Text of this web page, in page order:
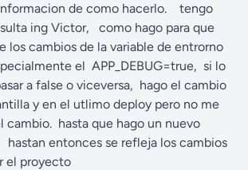
de como hacerlo. tengo
ing Victor, como hago para que
los cambios de la variable de entrorno
el APP_DEBUG=true, si lo
a false o viceversa, hago el cambio
y en el utlimo deploy pero no me
cambio. hasta que hago un nuevo
entonces se refleja los cambios
el proyecto